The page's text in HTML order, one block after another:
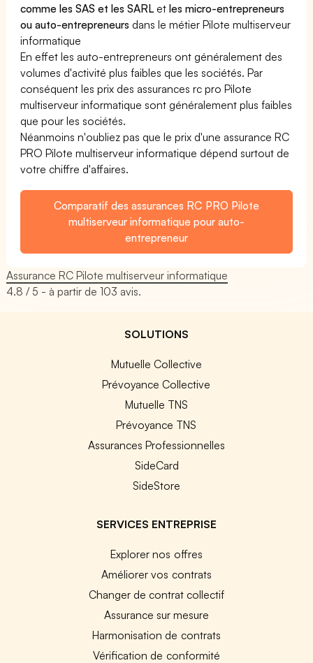
comme les SAS et les SARL etles micro-entrepreneurs
ou auto-entrepreneurs dans le métier Pilote multiserveur
informatique
En effet les auto-entrepreneurs ont généralement des
volumes d'activité plus faibles que les sociétés. Par
conséquent les prix des assurances rc pro Pilote
multiserveur informatique sont généralement plus faibles
que pour les sociétés.
Néanmoins n'oubliez pas que le prix d'une assurance RC
PRO Pilote multiserveur informatique dépend surtout de
votre chiffre d'affaires.
Comparatif des assurances RC PRO Pilote
multiserveur informatique pour auto-
entrepreneur
Assurance RC Pilote multiserveur informatique
4.8 / 5 - à partir de103 avis.
SOLUTIONS
Mutuelle Collective
Prévoyance Collective
Mutuelle TNS
Prévoyance TNS
Assurances Professionnelles
SideCard
SideStore
SERVICES ENTREPRISE
Explorer nos offres
Améliorer vos contrats
Changer de contrat collectif
Assurance sur mesure
Harmonisation de contrats
Vérification de conformité